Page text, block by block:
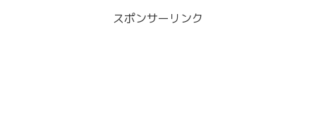
スポンサーリンク